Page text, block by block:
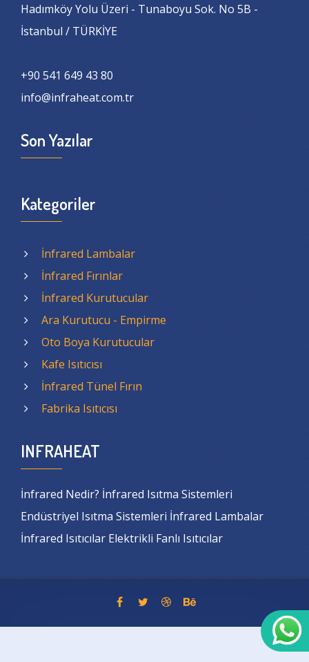
Hadımköy Yolu Üzeri - Tunaboyu Sok. No 5B -
İstanbul / TÜRKİYE
+90 541 649 43 80
info@infraheat.com.tr
Son Yazılar
Kategoriler
İnfrared Lambalar
İnfrared Fırınlar
İnfrared Kurutucular
Ara Kurutucu - Empirme
Oto Boya Kurutucular
Kafe Isıtıcısı
İnfrared Tünel Fırın
Fabrika Isıtıcısı
INFRAHEAT
İnfrared Nedir? İnfrared Isıtma Sistemleri
Endüstriyel Isıtma Sistemleri İnfrared Lambalar
İnfrared Isıtıcılar Elektrikli Fanlı Isıtıcılar